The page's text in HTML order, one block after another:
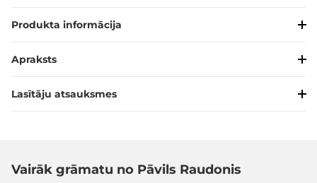
Produkta informācija
Apraksts
Lasītāju atsauksmes
Vairāk grāmatu no Pāvils Raudonis